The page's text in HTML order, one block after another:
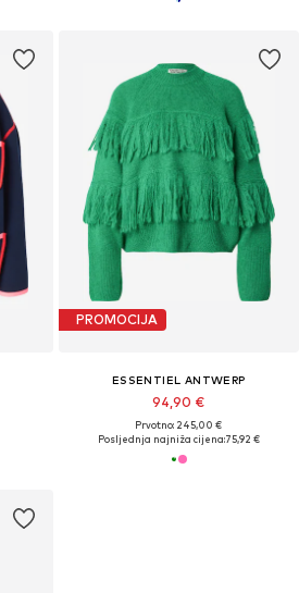
PROMOCIJA
ESSENTIEL ANTWERP
94,90 €
Prvotno: 245,00 €
Posljednja najniža cijena:75,92 €